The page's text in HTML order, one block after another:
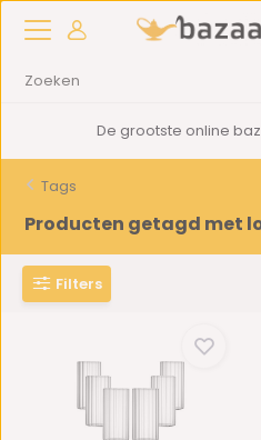
De grootste online
Tags
Producten getagd met
Filters